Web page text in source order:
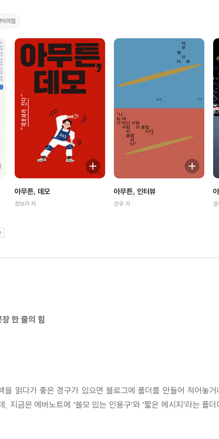
의힘
아무튼, 데모
정보라 저
아무튼, 인터뷰
은유 저
한 줄의 힘
읽다가 좋은 경구가 있으면 블로그에 폴더를 만들어 적어놓
지금은 에버노트에 ‘쓸모 있는 인용구’와 ‘짧은 메시지’라는 폴